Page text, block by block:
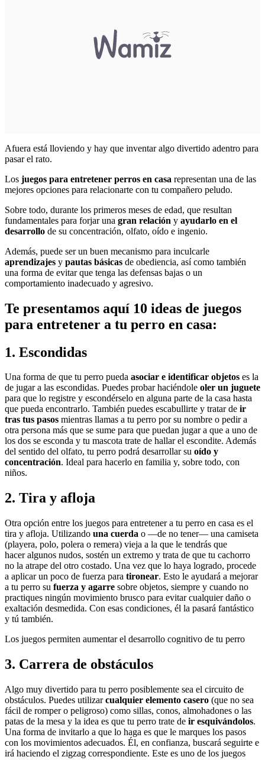
Afuera está lloviendo y hay que inventar algo divertido adentro para
pasar el rato.
Los juegos para entretener perros en casa representan una de las
mejores opciones para relacionarte con tu compañero peludo.
Sobre todo, durante los primeros meses de edad, que resultan
fundamentales para forjar una gran relación y ayudarlo en el
desarrollo de su concentración, olfato, oído e ingenio.
Además, puede ser un buen mecanismo para inculcarle
aprendizajes y pautas básicas de obediencia, así como también
una forma de evitar que tenga las defensas bajas o un
comportamiento inadecuado y agresivo.
Te presentamos aquí 10 ideas de juegos
para entretener a tu perro en casa:
1. Escondidas
Una forma de que tu perro pueda asociar e identificar objetos es la
de jugar a las escondidas. Puedes probar haciéndole oler un juguete
para que lo registre y escondérselo en alguna parte de la casa hasta
que pueda encontrarlo. También puedes escabullirte y tratar de ir
tras tus pasos mientras llamas a tu perro por su nombre o pedir a
otra persona más que se sume para que puedan jugar a que a uno de
los dos se esconda y tu mascota trate de hallar el escondite. Además
del sentido del olfato, tu perro podrá desarrollar su oído y
concentración. Ideal para hacerlo en familia y, sobre todo, con
niños.
2. Tira y afloja
Otra opción entre los juegos para entretener a tu perro en casa es el
tira y afloja. Utilizando una cuerda o —de no tener— una camiseta
(playera, polo, polera o remera) vieja a la que le tendrás que
hacer algunos nudos, sostén un extremo y trata de que tu cachorro
no la atrape del otro costado. Una vez que lo haya logrado, procede
a aplicar un poco de fuerza para tironear. Esto le ayudará a mejorar
a tu perro su fuerza y agarre sobre objetos, siempre y cuando no
practiques ningún movimiento brusco para evitar cualquier daño o
exaltación desmedida. Con esas condiciones, él la pasará fantástico
y tú también.
Los juegos permiten aumentar el desarrollo cognitivo de tu perro
3. Carrera de obstáculos
Algo muy divertido para tu perro posiblemente sea el circuito de
obstáculos. Puedes utilizarcualquier elemento casero (que no sea
fácil de romper o peligroso) como sillas, conos, almohadones o las
patas de la mesa y la idea es que tu perro trate de ir esquivándolos.
Una forma de invitarlo a que lo haga es que le marques los pasos
con los movimientos adecuados. Él, en confianza, buscará seguirte e
irá haciendo el zigzag correspondiente. Este es uno de los juegos